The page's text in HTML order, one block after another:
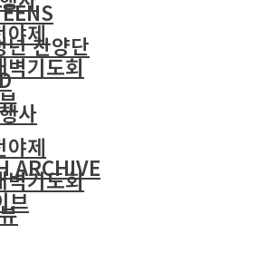
야제
벽기도회
ARCHIVE
브
년 찬양단
사
야제
벽기도회